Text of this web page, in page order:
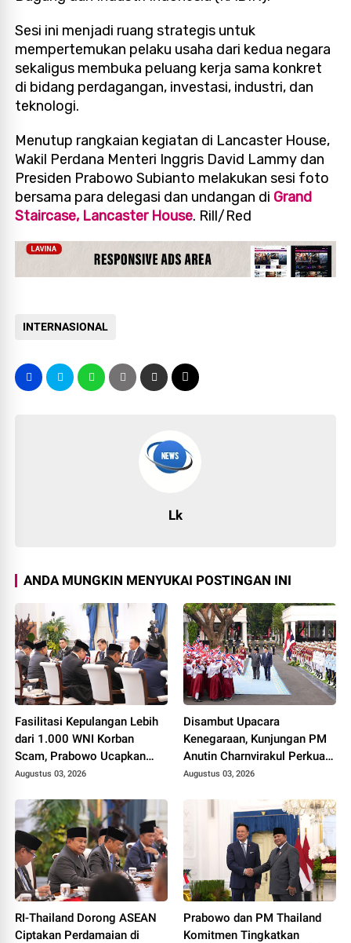
Sesi ini menjadi ruang strategis untuk
mempertemukan pelaku usaha dari kedua negara
sekaligus membuka peluang kerja sama konkret
di bidang perdagangan, investasi, industri, dan
teknologi.
Menutup rangkaian kegiatan di Lancaster House,
Wakil Perdana Menteri Inggris David Lammy dan
Presiden Prabowo Subianto melakukan sesi foto
bersama para delegasi dan undangan di Grand
Staircase, Lancaster House. Rill/Red
INTERNASIONAL
Lk
ANDA MUNGKIN MENYUKAI POSTINGAN INI
Fasilitasi Kepulangan Lebih
dari 1.000 WNI Korban
Scam, Prabowo Ucapkan
Terima Kasih ke PM
Augustus 03, 2026
Disambut Upacara
Kenegaraan, Kunjungan PM
Anutin Charnvirakul Perkuat
Hubungan Indonesia-
Augustus 03, 2026
RI-Thailand Dorong ASEAN
Ciptakan Perdamaian di
Prabowo dan PM Thailand
Komitmen Tingkatkan